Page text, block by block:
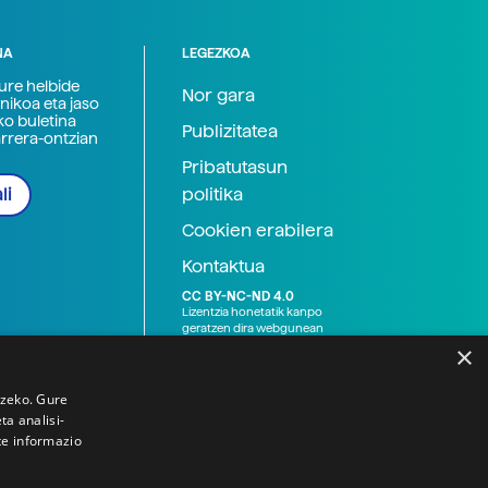
helbide
eta jaso
buletina
ontzian
LEGEZKOA
Nor gara
Publizitatea
Pribatutasun
politika
Cookien erabilera
Kontaktua
CC BY-NC-ND 4.0
Lizentzia honetatik kanpo
geratzen dira webgunean
×
Gure
analisi-
informazio